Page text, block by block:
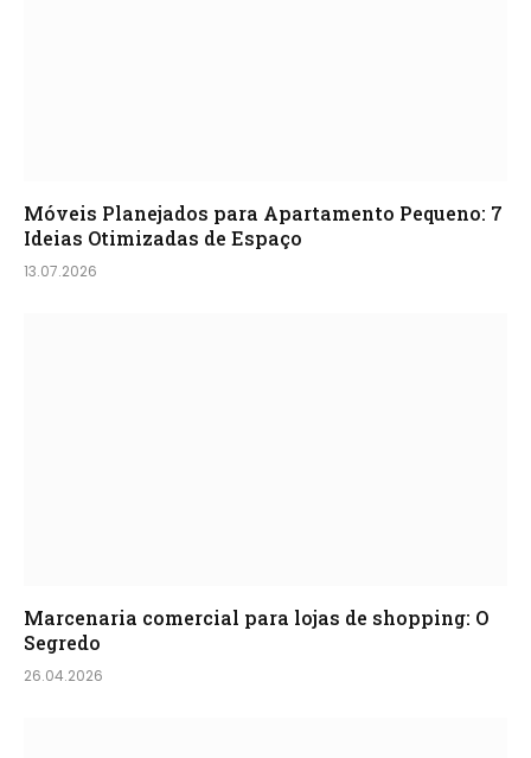
Móveis Planejados para Apartamento Pequeno: 7
Ideias Otimizadas de Espaço
13.07.2026
Marcenaria comercial para lojas de shopping: O
Segredo
26.04.2026